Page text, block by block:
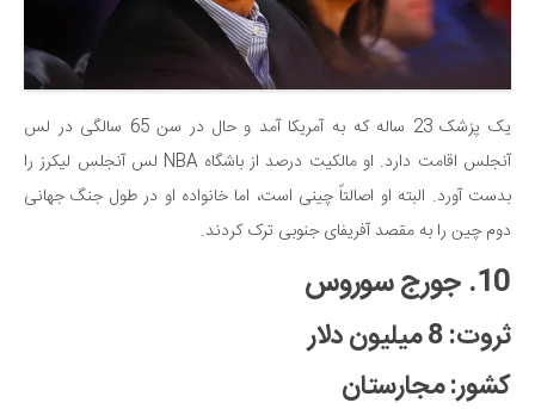
یک پزشک 23 ساله که به آمریکا آمد و حال در سن 65 سالگی در لس
آنجلس اقامت دارد. او مالکیت درصد از باشگاه NBA لس آنجلس لیکرز را
بدست آورد. البته او اصالتاً چینی است، اما خانواده او در طول جنگ جهانی
دوم چین را به مقصد آفریفای جنوبی ترک کردند.
10. جورج سوروس
ثروت: 8 میلیون دلار
کشور: مجارستان